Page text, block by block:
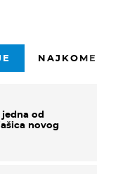
od
novog